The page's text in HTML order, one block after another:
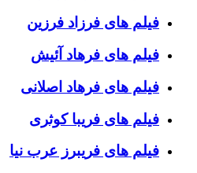
فیلم های فرزاد فرزین
فیلم های فرهاد آئیش
فیلم های فرهاد اصلانی
فیلم های فریبا کوثری
فیلم های فریبرز عرب نیا